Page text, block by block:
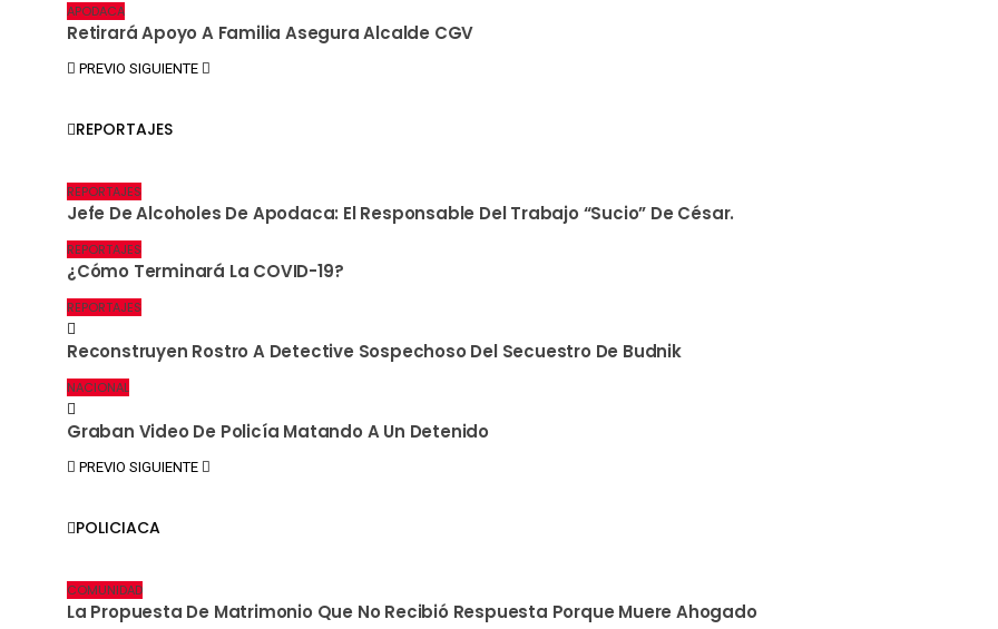
APODACA
Retirará Apoyo A Familia Asegura Alcalde CGV
PREVIO SIGUIENTE
REPORTAJES
REPORTAJES
Jefe De Alcoholes De Apodaca: El Responsable Del Trabajo “sucio” De César.
REPORTAJES
¿Cómo Terminará La COVID-19?
REPORTAJES
Reconstruyen Rostro A Detective Sospechoso Del Secuestro De Budnik
NACIONAL
Graban Video De Policía Matando A Un Detenido
PREVIO SIGUIENTE
POLICIACA
COMUNIDAD
La Propuesta De Matrimonio Que No Recibió Respuesta Porque Muere Ahogado